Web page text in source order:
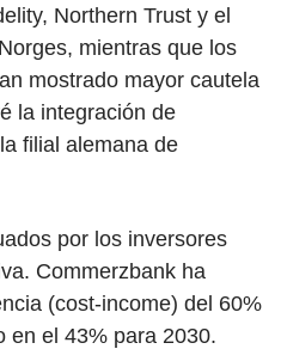
Northern Trust y el
mientras que los
mostrado mayor cautela
la integración de
filial alemana de
por los inversores
Commerzbank ha
(cost-income) del 60%
en el 43% para 2030.